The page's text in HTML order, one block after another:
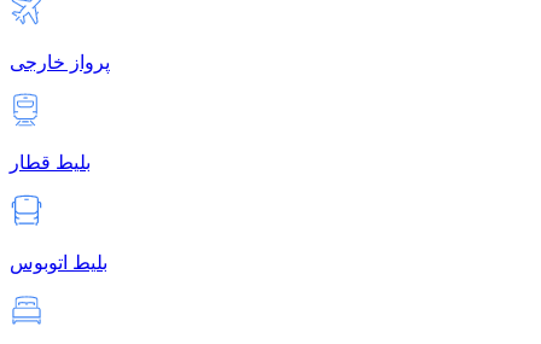
پرواز خارجی
بلیط قطار
بلیط اتوبوس